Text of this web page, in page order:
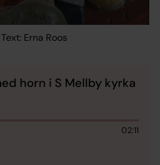
Erna Roos
horn i S Mellby kyrka
02:11